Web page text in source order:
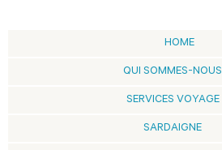
HOME
QUI SOMMES-NOUS
SERVICES VOYAGE
SARDAIGNE